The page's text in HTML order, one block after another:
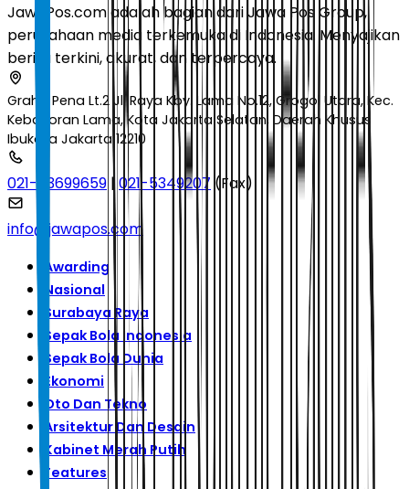
JawaPos.com adalah bagian dari Jawa Pos Group,
perusahaan media terkemuka di Indonesia. Menyajikan
berita terkini, akurat, dan terpercaya.
Graha Pena Lt.2 Jl. Raya Kby. Lama No.12, Grogol Utara, Kec.
Kebayoran Lama, Kota Jakarta Selatan, Daerah Khusus
Ibukota Jakarta 12210
021-53699659 |021-5349207 (Fax)
info@jawapos.com
Awarding
Nasional
Surabaya Raya
Sepak Bola Indonesia
Sepak Bola Dunia
Ekonomi
Oto Dan Tekno
Arsitektur Dan Desain
Kabinet Merah Putih
Features